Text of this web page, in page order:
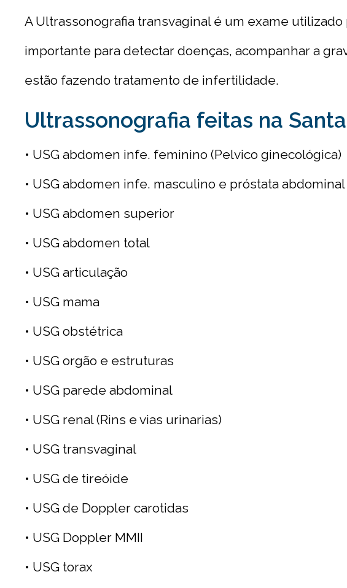
A Ultrassonografia transvaginal é um exame
importante para detectar doenças, acompanhar a
estão fazendo tratamento de infertilidade.
Ultrassonografia feitas na
• USG abdomen infe. feminino (Pelvico ginecológica)
• USG abdomen infe. masculino e próstata abdominal
• USG abdomen superior
• USG abdomen total
• USG articulação
• USG mama
• USG obstétrica
• USG orgão e estruturas
• USG parede abdominal
• USG renal (Rins e vias urinarias)
• USG transvaginal
• USG de tireóide
• USG de Doppler carotidas
• USG Doppler MMII
• USG torax